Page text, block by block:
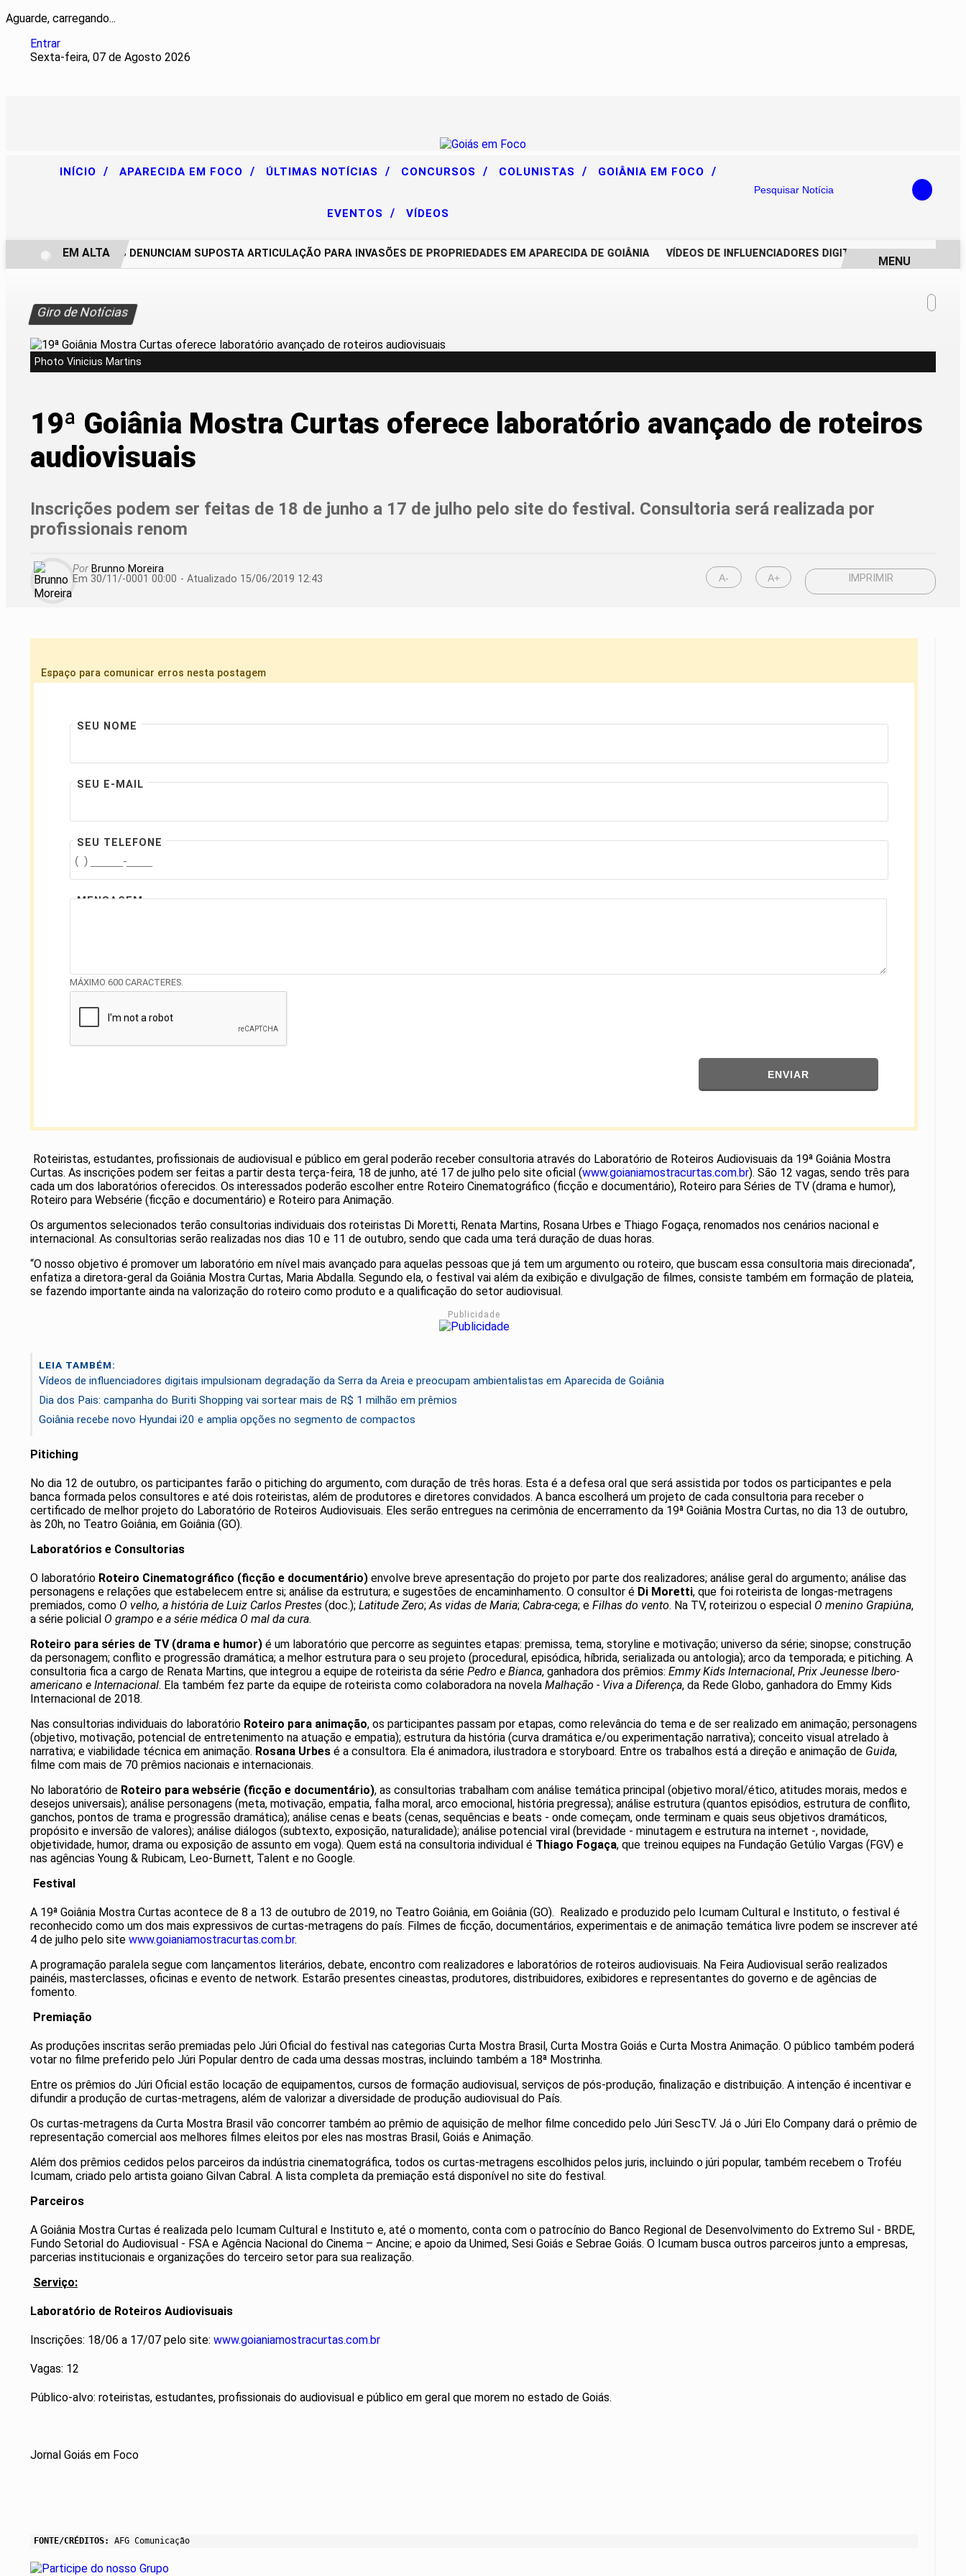
Aguarde, carregando...
Entrar
Sexta-feira, 07 de Agosto 2026
Pesquisar Notícia
INÍCIO / APARECIDA EM FOCO / ÚLTIMAS NOTÍCIAS / CONCURSOS / COLUNISTAS / GOIÂNIA EM FOCO /
EVENTOS / VÍDEOS
CHACAREIROS DENUNCIAM SUPOSTA ARTICULAÇÃO PARA INVASÕES DE PROPRIEDADES EM APARECIDA DE GOIÂNIA VÍDEOS DE INFLUENCIADORES DIGITAIS IMPULSIONAM
EM ALTA
MENU
Giro de Notícias
Photo Vinicius Martins
19ª Goiânia Mostra Curtas oferece laboratório avançado de roteiros
audiovisuais
Inscrições podem ser feitas de 18 de junho a 17 de julho pelo site do festival. Consultoria será realizada por
profissionais renom
Por Brunno Moreira
Em 30/11/-0001 00:00 - Atualizado 15/06/2019 12:43 A- A+ IMPRIMIR
Espaço para comunicar erros nesta postagem
SEU NOME
SEU E-MAIL
SEU TELEFONE
MENSAGEM
MÁXIMO 600 CARACTERES.
ENVIAR
Roteiristas, estudantes, profissionais de audiovisual e público em geral poderão receber consultoria através do Laboratório de Roteiros Audiovisuais da 19ª Goiânia Mostra
Curtas. As inscrições podem ser feitas a partir desta terça-feira, 18 de junho, até 17 de julho pelo site oficial (www.goianiamostracurtas.com.br). São 12 vagas, sendo três para
cada um dos laboratórios oferecidos. Os interessados poderão escolher entre Roteiro Cinematográfico (ficção e documentário), Roteiro para Séries de TV (drama e humor),
Roteiro para Websérie (ficção e documentário) e Roteiro para Animação.
Os argumentos selecionados terão consultorias individuais dos roteiristas Di Moretti, Renata Martins, Rosana Urbes e Thiago Fogaça, renomados nos cenários nacional e
internacional. As consultorias serão realizadas nos dias 10 e 11 de outubro, sendo que cada uma terá duração de duas horas.
“O nosso objetivo é promover um laboratório em nível mais avançado para aquelas pessoas que já tem um argumento ou roteiro, que buscam essa consultoria mais direcionada”,
enfatiza a diretora-geral da Goiânia Mostra Curtas, Maria Abdalla. Segundo ela, o festival vai além da exibição e divulgação de filmes, consiste também em formação de plateia,
se fazendo importante ainda na valorização do roteiro como produto e a qualificação do setor audiovisual.
Publicidade
LEIA TAMBÉM:
Vídeos de influenciadores digitais impulsionam degradação da Serra da Areia e preocupam ambientalistas em Aparecida de Goiânia
Dia dos Pais: campanha do Buriti Shopping vai sortear mais de R$ 1 milhão em prêmios
Goiânia recebe novo Hyundai i20 e amplia opções no segmento de compactos
Pitiching
No dia 12 de outubro, os participantes farão o pitiching do argumento, com duração de três horas. Esta é a defesa oral que será assistida por todos os participantes e pela
banca formada pelos consultores e até dois roteiristas, além de produtores e diretores convidados. A banca escolherá um projeto de cada consultoria para receber o
certificado de melhor projeto do Laboratório de Roteiros Audiovisuais. Eles serão entregues na cerimônia de encerramento da 19ª Goiânia Mostra Curtas, no dia 13 de outubro,
às 20h, no Teatro Goiânia, em Goiânia (GO).
Laboratórios e Consultorias
O laboratório Roteiro Cinematográfico (ficção e documentário) envolve breve apresentação do projeto por parte dos realizadores; análise geral do argumento; análise das
personagens e relações que estabelecem entre si; análise da estrutura; e sugestões de encaminhamento. O consultor é Di Moretti, que foi roteirista de longas-metragens
premiados, como O velho, a história de Luiz Carlos Prestes (doc.); Latitude Zero;As vidas de Maria; Cabra-cega; e Filhas do vento. Na TV, roteirizou o especial O menino Grapiúna,
a série policial O grampo e a série médica O mal da cura.
Roteiro para séries de TV (drama e humor) é um laboratório que percorre as seguintes etapas: premissa, tema, storyline e motivação; universo da série; sinopse; construção
da personagem; conflito e progressão dramática; a melhor estrutura para o seu projeto (procedural, episódica, híbrida, serializada ou antologia); arco da temporada; e pitiching. A
consultoria fica a cargo de Renata Martins, que integrou a equipe de roteirista da série Pedro e Bianca, ganhadora dos prêmios: Emmy Kids Internacional, Prix Jeunesse Ibero-
americano e Internacional. Ela também fez parte da equipe de roteirista como colaboradora na novela Malhação - Viva a Diferença, da Rede Globo, ganhadora do Emmy Kids
Internacional de 2018.
Nas consultorias individuais do laboratório Roteiro para animação, os participantes passam por etapas, como relevância do tema e de ser realizado em animação; personagens
(objetivo, motivação, potencial de entretenimento na atuação e empatia); estrutura da história (curva dramática e/ou experimentação narrativa); conceito visual atrelado à
narrativa; e viabilidade técnica em animação. Rosana Urbes é a consultora. Ela é animadora, ilustradora e storyboard. Entre os trabalhos está a direção e animação de Guida,
filme com mais de 70 prêmios nacionais e internacionais.
No laboratório de Roteiro para websérie (ficção e documentário), as consultorias trabalham com análise temática principal (objetivo moral/ético, atitudes morais, medos e
desejos universais); análise personagens (meta, motivação, empatia, falha moral, arco emocional, história pregressa); análise estrutura (quantos episódios, estrutura de conflito,
ganchos, pontos de trama e progressão dramática); análise cenas e beats (cenas, sequências e beats - onde começam, onde terminam e quais seus objetivos dramáticos,
propósito e inversão de valores); análise diálogos (subtexto, exposição, naturalidade); análise potencial viral (brevidade - minutagem e estrutura na internet -, novidade,
objetividade, humor, drama ou exposição de assunto em voga). Quem está na consultoria individual é Thiago Fogaça, que treinou equipes na Fundação Getúlio Vargas (FGV) e
nas agências Young & Rubicam, Leo-Burnett, Talent e no Google.
Festival
A 19ª Goiânia Mostra Curtas acontece de 8 a 13 de outubro de 2019, no Teatro Goiânia, em Goiânia (GO). Realizado e produzido pelo Icumam Cultural e Instituto, o festival é
reconhecido como um dos mais expressivos de curtas-metragens do país. Filmes de ficção, documentários, experimentais e de animação temática livre podem se inscrever até
4 de julho pelo site www.goianiamostracurtas.com.br.
A programação paralela segue com lançamentos literários, debate, encontro com realizadores e laboratórios de roteiros audiovisuais. Na Feira Audiovisual serão realizados
painéis, masterclasses, oficinas e evento de network. Estarão presentes cineastas, produtores, distribuidores, exibidores e representantes do governo e de agências de
fomento.
Premiação
As produções inscritas serão premiadas pelo Júri Oficial do festival nas categorias Curta Mostra Brasil, Curta Mostra Goiás e Curta Mostra Animação. O público também poderá
votar no filme preferido pelo Júri Popular dentro de cada uma dessas mostras, incluindo também a 18ª Mostrinha.
Entre os prêmios do Júri Oficial estão locação de equipamentos, cursos de formação audiovisual, serviços de pós-produção, finalização e distribuição. A intenção é incentivar e
difundir a produção de curtas-metragens, além de valorizar a diversidade de produção audiovisual do País.
Os curtas-metragens da Curta Mostra Brasil vão concorrer também ao prêmio de aquisição de melhor filme concedido pelo Júri SescTV. Já o Júri Elo Company dará o prêmio de
representação comercial aos melhores filmes eleitos por eles nas mostras Brasil, Goiás e Animação.
Além dos prêmios cedidos pelos parceiros da indústria cinematográfica, todos os curtas-metragens escolhidos pelos juris, incluindo o júri popular, também recebem o Troféu
Icumam, criado pelo artista goiano Gilvan Cabral. A lista completa da premiação está disponível no site do festival.
Parceiros
A Goiânia Mostra Curtas é realizada pelo Icumam Cultural e Instituto e, até o momento, conta com o patrocínio do Banco Regional de Desenvolvimento do Extremo Sul - BRDE,
Fundo Setorial do Audiovisual - FSA e Agência Nacional do Cinema – Ancine; e apoio da Unimed, Sesi Goiás e Sebrae Goiás. O Icumam busca outros parceiros junto a empresas,
parcerias institucionais e organizações do terceiro setor para sua realização.
Serviço:
Laboratório de Roteiros Audiovisuais
Inscrições: 18/06 a 17/07 pelo site: www.goianiamostracurtas.com.br
Vagas: 12
Público-alvo: roteiristas, estudantes, profissionais do audiovisual e público em geral que morem no estado de Goiás.
Jornal Goiás em Foco
FONTE/CRÉDITOS: AFG Comunicação